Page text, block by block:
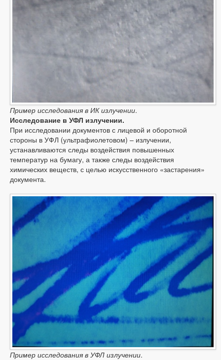
Пример исследования в ИК излучении.
Исследование в УФЛ излучении.
При исследовании документов с лицевой и оборотной
стороны в УФЛ (ультрафиолетовом) – излучении,
устанавливаются следы воздействия повышенных
температур на бумагу, а также следы воздействия
химических веществ, с целью искусственного «застарения»
документа.
Пример исследования в УФЛ излучении.